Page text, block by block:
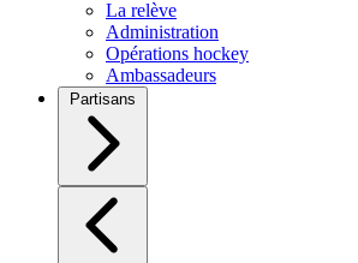
La relève
Administration
Opérations hockey
Ambassadeurs
Partisans